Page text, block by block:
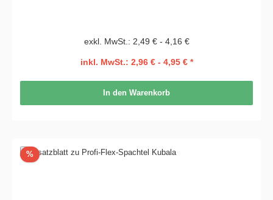
exkl. MwSt.: 2,49 € - 4,16 €
inkl. MwSt.: 2,96 € - 4,95 € *
In den Warenkorb
%Rabatt